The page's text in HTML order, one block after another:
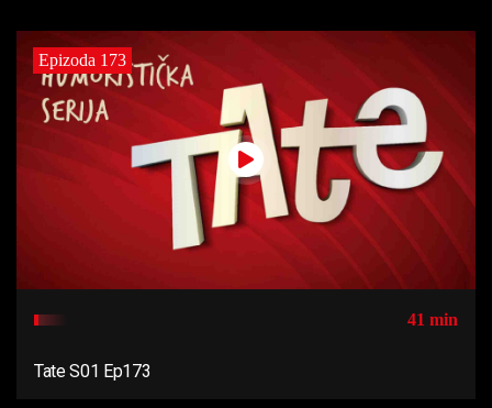
Epizoda 173
41 min
Tate S01 Ep173